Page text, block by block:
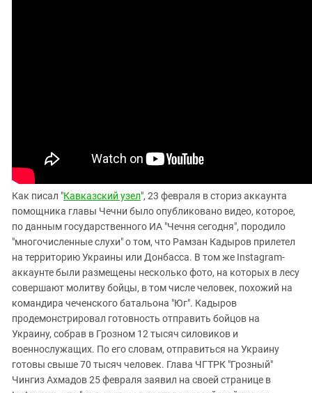
Как писал "Кавказский узел", 23 февраля в сториз аккаунта
помощника главы Чечни было опубликовано видео, которое,
по данным государственного ИА "Чечня сегодня", породило
"многочисленные слухи" о том, что Рамзан Кадыров прилетел
на территорию Украины или Донбасса. В том же Instagram-
аккаунте были размещены несколько фото, на которых в лесу
совершают молитву бойцы, в том числе человек, похожий на
командира чеченского батальона "Юг". Кадыров
продемонстрировал готовность отправить бойцов на
Украину, собрав в Грозном 12 тысяч силовиков и
военнослужащих. По его словам, отправиться на Украину
готовы свыше 70 тысяч человек. Глава ЧГТРК "Грозный"
Чингиз Ахмадов 25 февраля заявил на своей странице в